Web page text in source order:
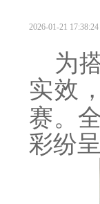
2026-01-21 17:38:24
为
实效
赛。
彩纷